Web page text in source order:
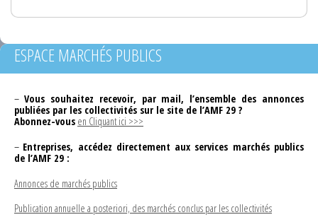
ESPACE MARCHÉS PUBLICS
– Vous souhaitez recevoir, par mail, l’ensemble des annonces
publiées par les collectivités sur le site de l’AMF 29 ?
Abonnez-vous en Cliquant ici >>>
– Entreprises, accédez directement aux services marchés publics
de l’AMF 29 :
Annonces de marchés publics
Publication annuelle a posteriori, des marchés conclus par les collectivités